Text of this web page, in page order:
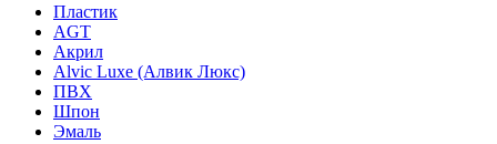
Пластик
AGT
Акрил
Alvic Luxe (Алвик Люкс)
ПВХ
Шпон
Эмаль